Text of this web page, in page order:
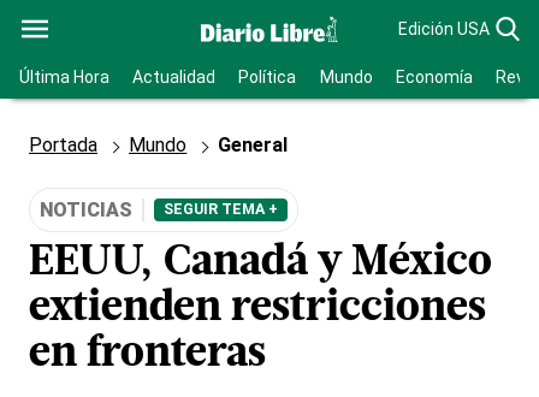
Edición USA
Última Hora Actualidad Política Mundo Economía
Portada Mundo General
NOTICIAS SEGUIR TEMA +
EEUU, Canadá y México
extienden restricciones
en fronteras